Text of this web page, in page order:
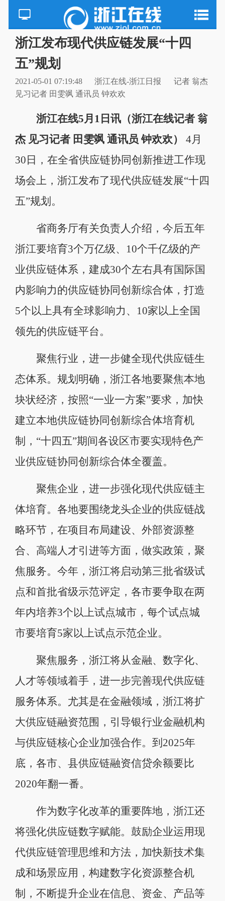
浙江发布现代供应链发展“十四
五”规划
2021-05-01 07:19:48 浙江在线-浙江日报
记者 翁杰
见习记者 田雯飒 通讯员 钟欢欢
浙江在线5月1日讯（浙江在线记者 翁
杰 见习记者 田雯飒 通讯员 钟欢欢） 4月
30日，在全省供应链协同创新推进工作现
场会上，浙江发布了现代供应链发展“十四
五”规划。
省商务厅有关负责人介绍，今后五年
浙江要培育3个万亿级、10个千亿级的产
业供应链体系，建成30个左右具有国际国
内影响力的供应链协同创新综合体，打造
5个以上具有全球影响力、10家以上全国
领先的供应链平台。
聚焦行业，进一步健全现代供应链生
态体系。规划明确，浙江各地要聚焦本地
块状经济，按照“一业一方案”要求，加快
建立本地供应链协同创新综合体培育机
制，“十四五”期间各设区市要实现特色产
业供应链协同创新综合体全覆盖。
聚焦企业，进一步强化现代供应链主
体培育。各地要围绕龙头企业的供应链战
略环节，在项目布局建设、外部资源整
合、高端人才引进等方面，做实政策，聚
焦服务。今年，浙江将启动第三批省级试
点和首批省级示范评定，各市要争取在两
年内培养3个以上试点城市，每个试点城
市要培育5家以上试点示范企业。
聚焦服务，浙江将从金融、数字化、
人才等领域着手，进一步完善现代供应链
服务体系。尤其是在金融领域，浙江将扩
大供应链融资范围，引导银行业金融机构
与供应链核心企业加强合作。到2025年
底，各市、县供应链融资信贷余额要比
2020年翻一番。
作为数字化改革的重要阵地，浙江还
将强化供应链数字赋能。鼓励企业运用现
代供应链管理思维和方法，加快新技术集
成和场景应用，构建数字化资源整合机
制，不断提升企业在信息、资金、产品等